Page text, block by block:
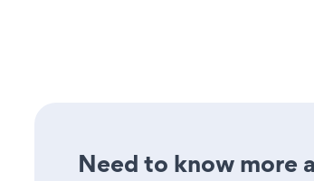
Need to know more